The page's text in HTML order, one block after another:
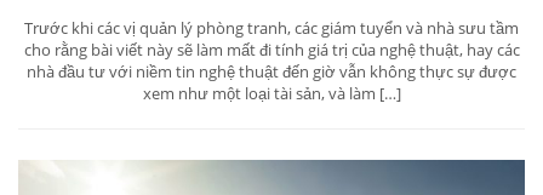
Trước khi các vị quản lý phòng tranh, các giám tuyển và nhà sưu tầm
cho rằng bài viết này sẽ làm mất đi tính giá trị của nghệ thuật, hay các
nhà đầu tư với niềm tin nghệ thuật đến giờ vẫn không thực sự được
xem như một loại tài sản, và làm […]